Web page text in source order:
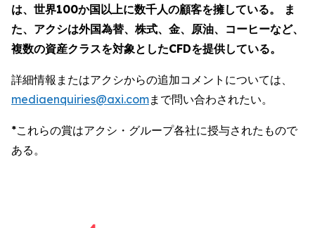
は、世界100か国以上に数千人の顧客を擁している。 ま
た、アクシは外国為替、株式、金、原油、コーヒーなど、
複数の資産クラスを対象としたCFDを提供している。
詳細情報またはアクシからの追加コメントについては、
mediaenquiries@axi.comまで問い合わされたい。
*これらの賞はアクシ・グループ各社に授与されたもので
ある。